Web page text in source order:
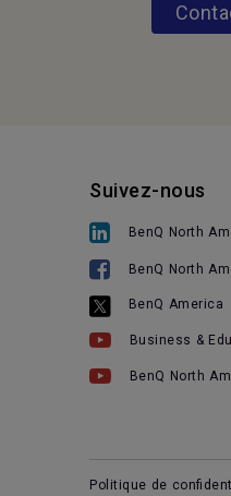
Suivez-nous
BenQ North
BenQ North
BenQ America
Business &
BenQ North
Politique de